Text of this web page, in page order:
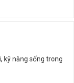
kỹ năng sống trong